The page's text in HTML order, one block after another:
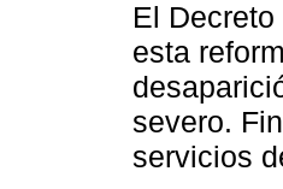
El
esta
severo.
servicios